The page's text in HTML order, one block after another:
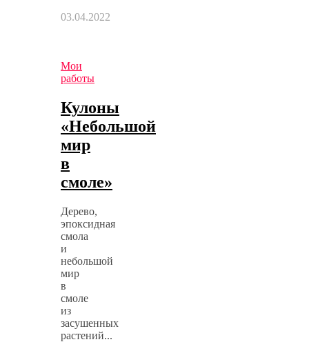
03.04.2022
Мои
работы
Кулоны
«Небольшой
мир
в
смоле»
Дерево,
эпоксидная
смола
и
небольшой
мир
в
смоле
из
засушенных
растений...